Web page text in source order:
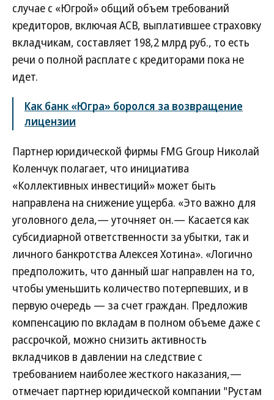
случае с «Югрой» общий объем требований
кредиторов, включая АСВ, выплатившее страховку
вкладчикам, составляет 198,2 млрд руб., то есть
речи о полной расплате с кредиторами пока не
идет.
Как банк «Югра» боролся за возвращение
лицензии
Партнер юридической фирмы FMG Group Николай
Коленчук полагает, что инициатива
«Коллективных инвестиций» может быть
направлена на снижение ущерба. «Это важно для
уголовного дела,— уточняет он.— Касается как
субсидиарной ответственности за убытки, так и
личного банкротства Алексея Хотина». «Логично
предположить, что данный шаг направлен на то,
чтобы уменьшить количество потерпевших, и в
первую очередь — за счет граждан. Предложив
компенсацию по вкладам в полном объеме даже с
рассрочкой, можно снизить активность
вкладчиков в давлении на следствие с
требованием наиболее жесткого наказания,—
отмечает партнер юридической компании "Рустам